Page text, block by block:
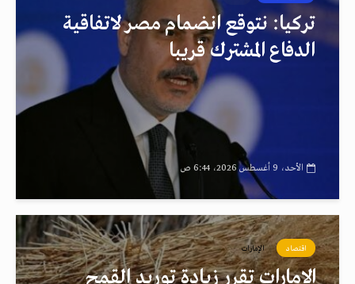
تركيا: نتوقع انضمام مصر لاتفاقية
الدفاع المشترك قريبا
الأحد، 9 أغسطس 2026، 6:44 ص
اقتصاد الإمارات
الإمارات تقرر زيادة توريد القمح